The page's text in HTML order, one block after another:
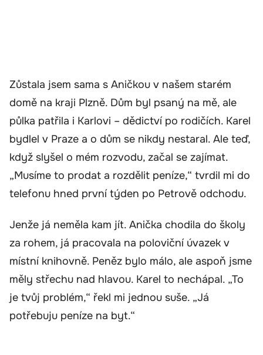
Zůstala jsem sama s Aničkou v našem starém
domě na kraji Plzně. Dům byl psaný na mě, ale
půlka patřila i Karlovi – dědictví po rodičích. Karel
bydlel v Praze a o dům se nikdy nestaral. Ale teď,
když slyšel o mém rozvodu, začal se zajímat.
„Musíme to prodat a rozdělit peníze,“ tvrdil mi do
telefonu hned první týden po Petrově odchodu.
Jenže já neměla kam jít. Anička chodila do školy
za rohem, já pracovala na poloviční úvazek v
místní knihovně. Peněz bylo málo, ale aspoň jsme
měly střechu nad hlavou. Karel to nechápal. „To
je tvůj problém,“ řekl mi jednou suše. „Já
potřebuju peníze na byt.“